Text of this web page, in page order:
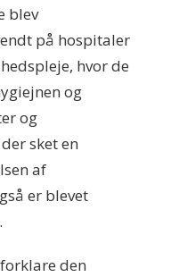
blev
på hospitaler
hvor de
og
og
sket en
af
er blevet
den